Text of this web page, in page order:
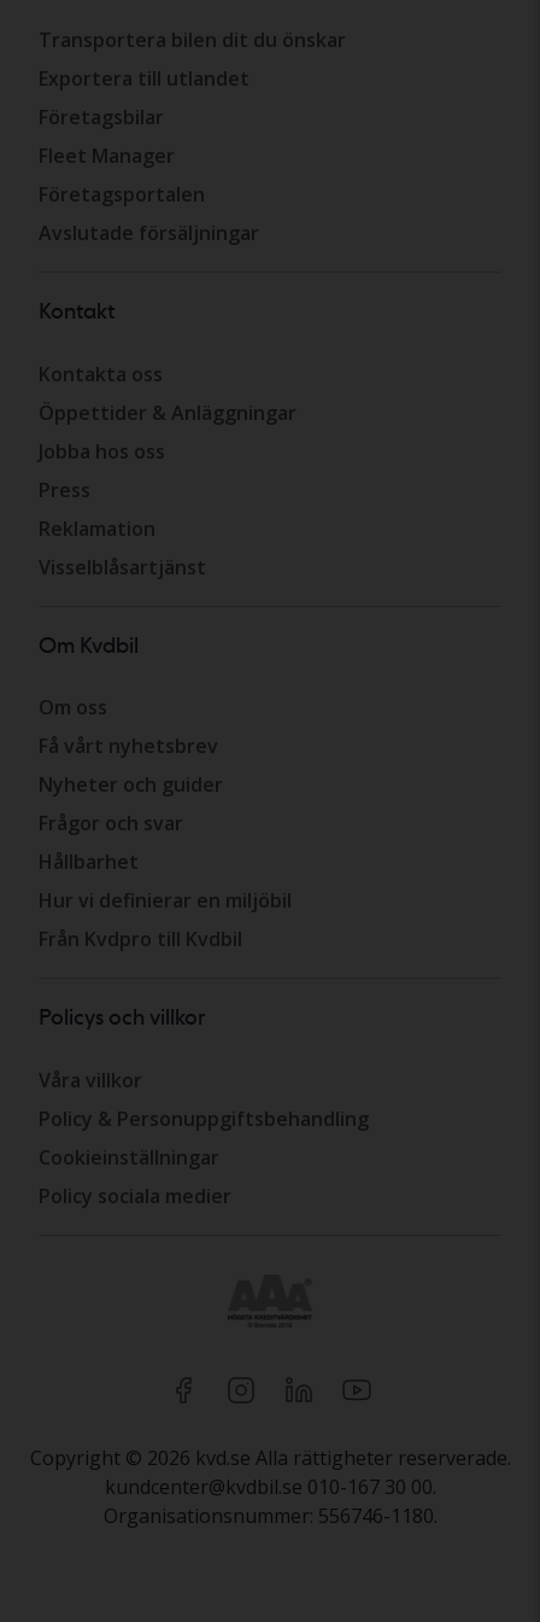
Transportera bilen dit du önskar
Exportera till utlandet
Företagsbilar
Fleet Manager
Företagsportalen
Avslutade försäljningar
Kontakt
Kontakta oss
Öppettider & Anläggningar
Jobba hos oss
Press
Reklamation
Visselblåsartjänst
Om Kvdbil
Om oss
Få vårt nyhetsbrev
Nyheter och guider
Frågor och svar
Hållbarhet
Hur vi definierar en miljöbil
Från Kvdpro till Kvdbil
Policys och villkor
Våra villkor
Policy & Personuppgiftsbehandling
Cookieinställningar
Policy sociala medier
Copyright © 2026 kvd.se Alla rättigheter reserverade.
kundcenter@kvdbil.se 010-167 30 00.
Organisationsnummer: 556746-1180.